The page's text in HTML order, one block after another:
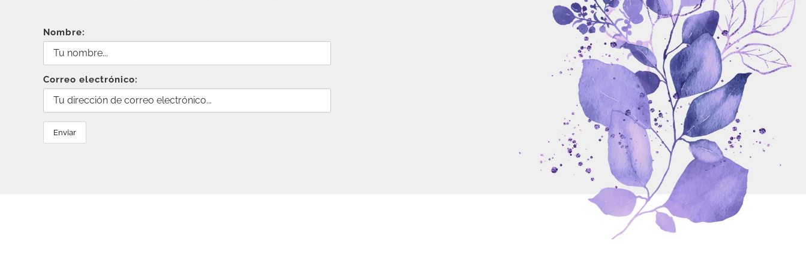
Nombre:
Correo electrónico: